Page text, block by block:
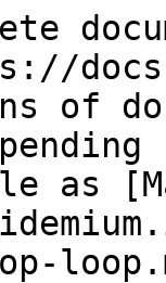
of
as